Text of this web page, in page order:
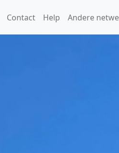
Contact Help Andere